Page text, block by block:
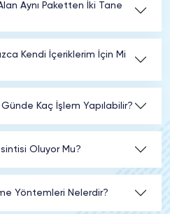
Aynı Paketten İki Tane
Kendi İçeriklerim İçin Mi
Kaç İşlem Yapılabilir?
Oluyor Mu?
Yöntemleri Nelerdir?